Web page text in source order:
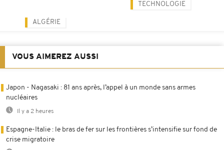
TECHNOLOGIE
ALGÉRIE
VOUS AIMEREZ AUSSI
Japon - Nagasaki : 81 ans après, l’appel à un monde sans armes
nucléaires
Il y a 2 heures
Espagne-Italie : le bras de fer sur les frontières s’intensifie sur fond de
crise migratoire